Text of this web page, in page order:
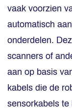
vaak voorzien
automatisch
onderdelen.
scanners of
aan op basis
kabels die de
sensorkabels